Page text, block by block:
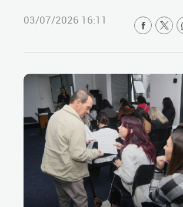
03/07/2026 16:11